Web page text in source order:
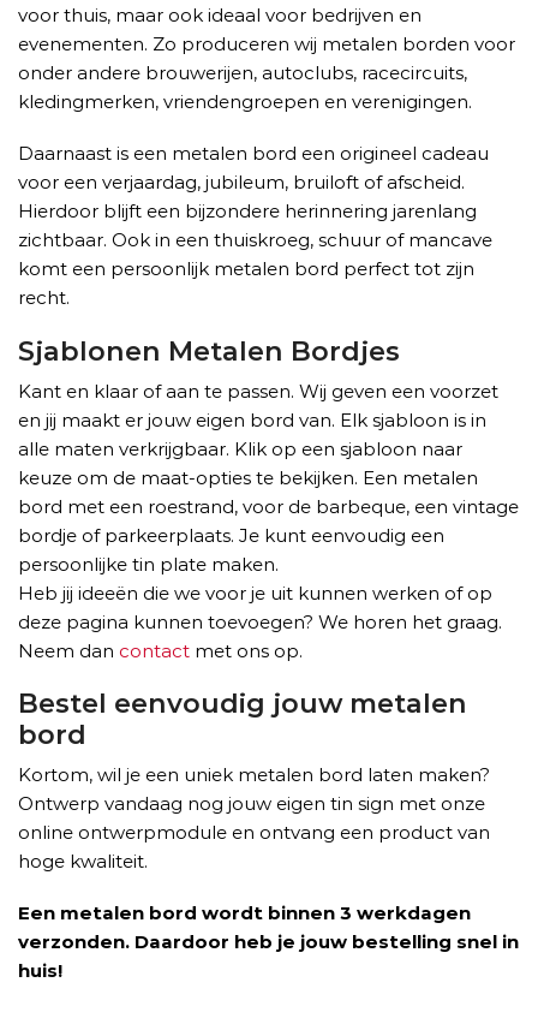
voor thuis, maar ook ideaal voor bedrijven en
evenementen. Zo produceren wij metalen borden voor
onder andere brouwerijen, autoclubs, racecircuits,
kledingmerken, vriendengroepen en verenigingen.
Daarnaast is een metalen bord een origineel cadeau
voor een verjaardag, jubileum, bruiloft of afscheid.
Hierdoor blijft een bijzondere herinnering jarenlang
zichtbaar. Ook in een thuiskroeg, schuur of mancave
komt een persoonlijk metalen bord perfect tot zijn
recht.
Sjablonen Metalen Bordjes
Kant en klaar of aan te passen. Wij geven een voorzet
en jij maakt er jouw eigen bord van. Elk sjabloon is in
alle maten verkrijgbaar. Klik op een sjabloon naar
keuze om de maat-opties te bekijken. Een metalen
bord met een roestrand, voor de barbeque, een vintage
bordje of parkeerplaats. Je kunt eenvoudig een
persoonlijke tin plate maken.
Heb jij ideeën die we voor je uit kunnen werken of op
deze pagina kunnen toevoegen? We horen het graag.
Neem dan contact met ons op.
Bestel eenvoudig jouw metalen
bord
Kortom, wil je een uniek metalen bord laten maken?
Ontwerp vandaag nog jouw eigen tin sign met onze
online ontwerpmodule en ontvang een product van
hoge kwaliteit.
Een metalen bord wordt binnen 3 werkdagen
verzonden. Daardoor heb je jouw bestelling snel in
huis!